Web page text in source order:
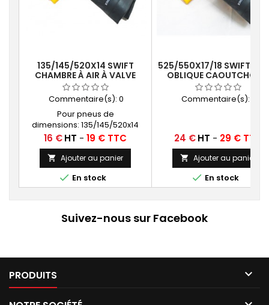
135/145/520X14 SWIFT
CHAMBRE À AIR À VALVE
OBLIQUE TR13
Commentaire(s): 0
Pour pneus de
dimensions: 135/145/520x14
Prix
16 €HT - 19 € TTC
 Ajouter au panier
 En stock
525/550X17/18 SWIFT
OBLIQUE CAOUTCHOUC
TR13
Commentaire(s):
Prix
24 € HT - 29 € TTC
 Ajouter au panier
 En stock
Suivez-nous sur Facebook
PRODUITS 